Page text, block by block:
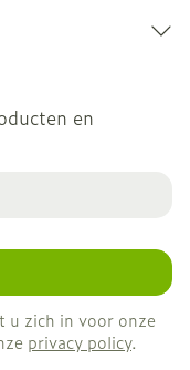
en
u zich in voor onze
privacy policy.